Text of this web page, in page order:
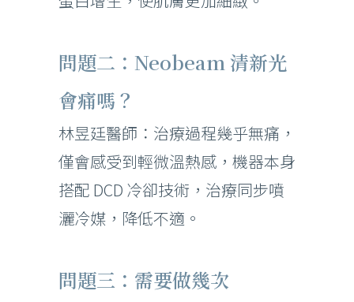
問題二：Neobeam 清新光
會痛嗎？
林昱廷醫師：治療過程幾乎無痛，
僅會感受到輕微溫熱感，機器本身
搭配 DCD 冷卻技術，治療同步噴
灑冷媒，降低不適。
問題三：需要做幾次